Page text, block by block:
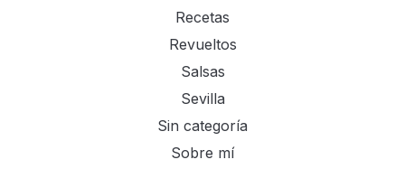
Recetas
Revueltos
Salsas
Sevilla
Sin categoría
Sobre mí